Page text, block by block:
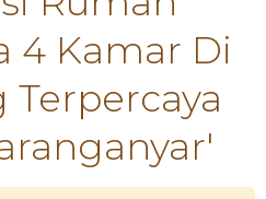
4 Kamar Di